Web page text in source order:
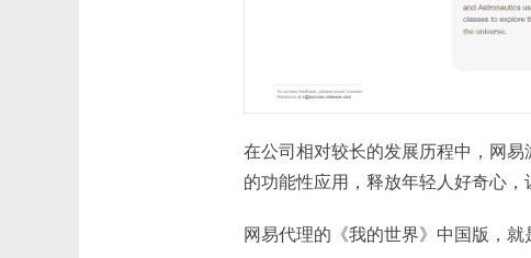
在公司相对较长的发展历程中，网
的功能性应用，释放年轻人好奇心，
网易代理的《我的世界》中国版，就